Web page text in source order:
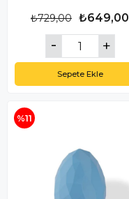
₺649,00
₺729,00
Sepete Ekle
%11